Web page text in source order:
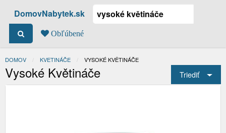
DomovNabytek.sk
Obľúbené
DOMOV KVETINÁČE ACTUAL:
VYSOKÉ KVĚTINÁČE
Vysoké Květináče Triediť